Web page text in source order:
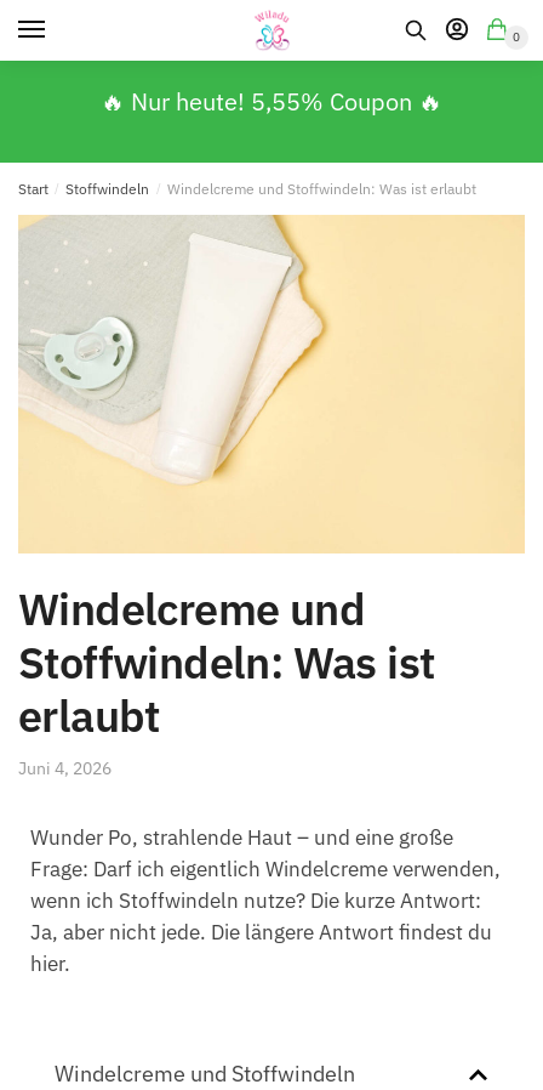
0
🔥 Nur heute! 5,55% Coupon 🔥
Start / Stoffwindeln / Windelcreme und Stoffwindeln: Was ist erlaubt
Windelcreme und
Stoffwindeln: Was ist
erlaubt
Juni 4, 2026
Wunder Po, strahlende Haut – und eine große
Frage: Darf ich eigentlich Windelcreme verwenden,
wenn ich Stoffwindeln nutze? Die kurze Antwort:
Ja, aber nicht jede. Die längere Antwort findest du
hier.
Windelcreme und Stoffwindeln